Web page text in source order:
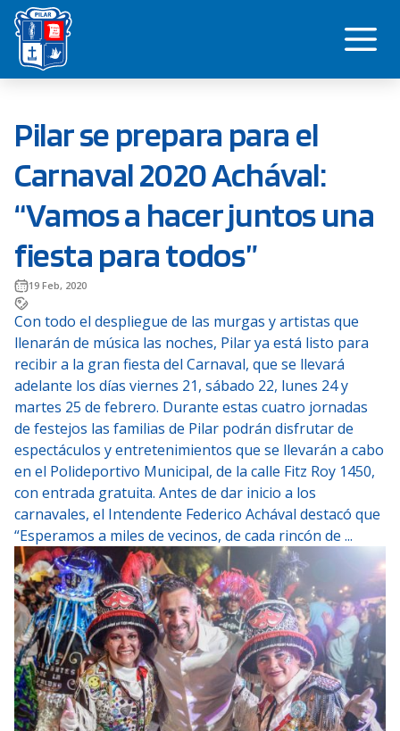
Saltar
contenido
Pilar se prepara para el
Carnaval 2020 Achával:
“Vamos a hacer juntos una
fiesta para todos”
19 Feb, 2020
Con todo el despliegue de las murgas y artistas que
llenarán de música las noches, Pilar ya está listo para
recibir a la gran fiesta del Carnaval, que se llevará
adelante los días viernes 21, sábado 22, lunes 24 y
martes 25 de febrero. Durante estas cuatro jornadas
de festejos las familias de Pilar podrán disfrutar de
espectáculos y entretenimientos que se llevarán a cabo
en el Polideportivo Municipal, de la calle Fitz Roy 1450,
con entrada gratuita. Antes de dar inicio a los
carnavales, el Intendente Federico Achával destacó que
“Esperamos a miles de vecinos, de cada rincón de ...